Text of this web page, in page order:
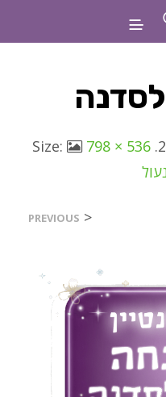
. Size:
798 × 536
<
PREVIOUS